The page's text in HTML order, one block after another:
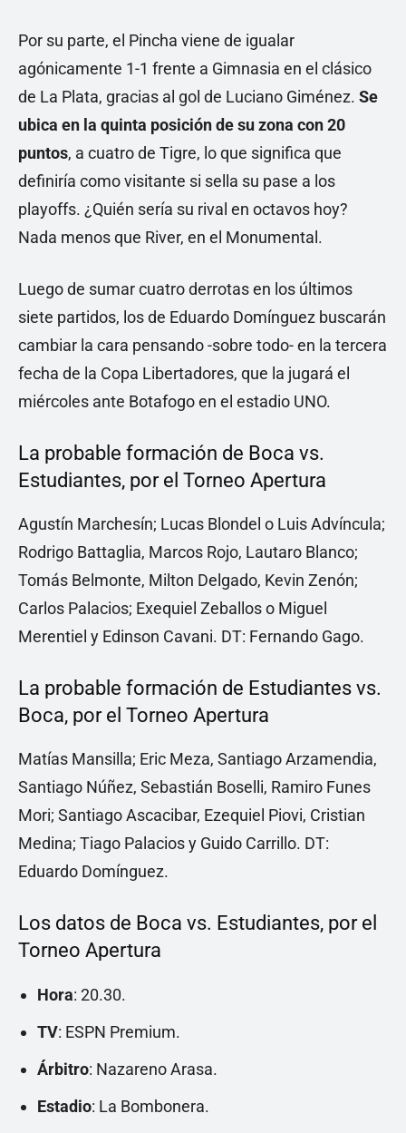
Por su parte, el Pincha viene de igualar
agónicamente 1-1 frente a Gimnasia en el clásico
de La Plata, gracias al gol de Luciano Giménez. Se
ubica en la quinta posición de su zona con 20
puntos, a cuatro de Tigre, lo que significa que
definiría como visitante si sella su pase a los
playoffs. ¿Quién sería su rival en octavos hoy?
Nada menos que River, en el Monumental.
Luego de sumar cuatro derrotas en los últimos
siete partidos, los de Eduardo Domínguez buscarán
cambiar la cara pensando -sobre todo- en la tercera
fecha de la Copa Libertadores, que la jugará el
miércoles ante Botafogo en el estadio UNO.
La probable formación de Boca vs.
Estudiantes, por el Torneo Apertura
Agustín Marchesín; Lucas Blondel o Luis Advíncula;
Rodrigo Battaglia, Marcos Rojo, Lautaro Blanco;
Tomás Belmonte, Milton Delgado, Kevin Zenón;
Carlos Palacios; Exequiel Zeballos o Miguel
Merentiel y Edinson Cavani. DT: Fernando Gago.
La probable formación de Estudiantes vs.
Boca, por el Torneo Apertura
Matías Mansilla; Eric Meza, Santiago Arzamendia,
Santiago Núñez, Sebastián Boselli, Ramiro Funes
Mori; Santiago Ascacibar, Ezequiel Piovi, Cristian
Medina; Tiago Palacios y Guido Carrillo. DT:
Eduardo Domínguez.
Los datos de Boca vs. Estudiantes, por el
Torneo Apertura
Hora: 20.30.
TV: ESPN Premium.
Árbitro: Nazareno Arasa.
Estadio: La Bombonera.